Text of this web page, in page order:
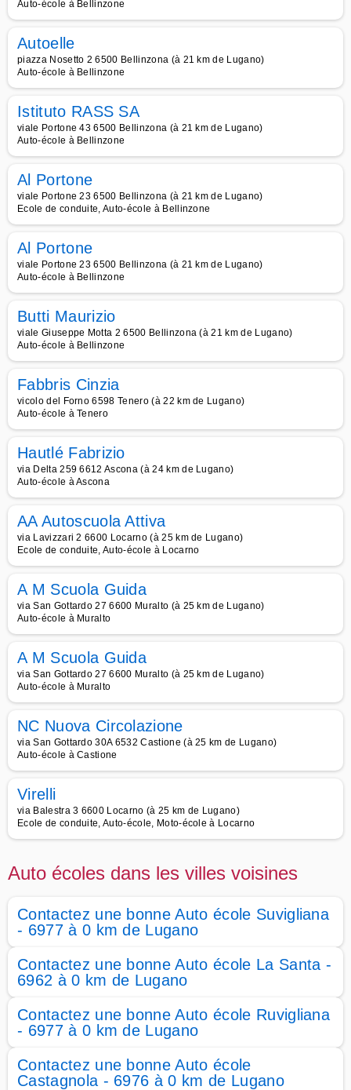
Auto-école à Bellinzone
Autoelle
piazza Nosetto 2 6500 Bellinzona (à 21 km de Lugano)
Auto-école à Bellinzone
Istituto RASS SA
viale Portone 43 6500 Bellinzona (à 21 km de Lugano)
Auto-école à Bellinzone
Al Portone
viale Portone 23 6500 Bellinzona (à 21 km de Lugano)
Ecole de conduite, Auto-école à Bellinzone
Al Portone
viale Portone 23 6500 Bellinzona (à 21 km de Lugano)
Auto-école à Bellinzone
Butti Maurizio
viale Giuseppe Motta 2 6500 Bellinzona (à 21 km de Lugano)
Auto-école à Bellinzone
Fabbris Cinzia
vicolo del Forno 6598 Tenero (à 22 km de Lugano)
Auto-école à Tenero
Hautlé Fabrizio
via Delta 259 6612 Ascona (à 24 km de Lugano)
Auto-école à Ascona
AA Autoscuola Attiva
via Lavizzari 2 6600 Locarno (à 25 km de Lugano)
Ecole de conduite, Auto-école à Locarno
A M Scuola Guida
via San Gottardo 27 6600 Muralto (à 25 km de Lugano)
Auto-école à Muralto
A M Scuola Guida
via San Gottardo 27 6600 Muralto (à 25 km de Lugano)
Auto-école à Muralto
NC Nuova Circolazione
via San Gottardo 30A 6532 Castione (à 25 km de Lugano)
Auto-école à Castione
Virelli
via Balestra 3 6600 Locarno (à 25 km de Lugano)
Ecole de conduite, Auto-école, Moto-école à Locarno
Auto écoles dans les villes voisines
Contactez une bonne Auto école Suvigliana
- 6977 à 0 km de Lugano
Contactez une bonne Auto école La Santa -
6962 à 0 km de Lugano
Contactez une bonne Auto école Ruvigliana
- 6977 à 0 km de Lugano
Contactez une bonne Auto école
Castagnola - 6976 à 0 km de Lugano